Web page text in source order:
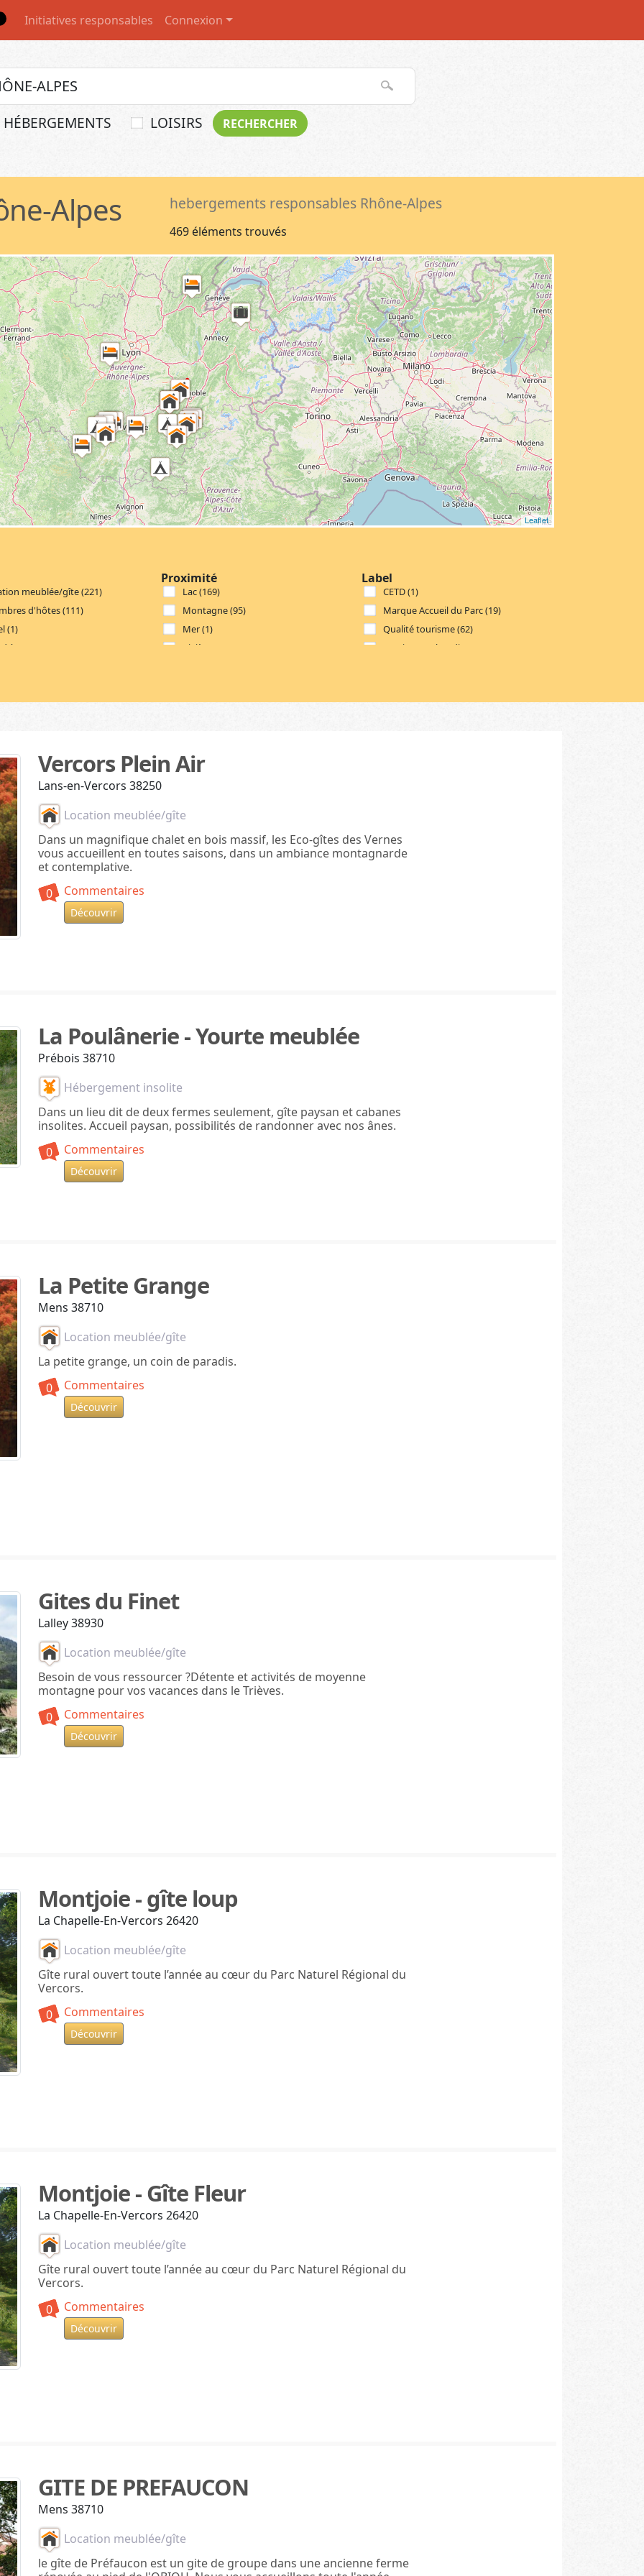
Initiatives responsables Connexion
HÉBERGEMENTS LOISIRS
Alpes hebergements responsables Rhône-Alpes
469 éléments trouvés
Leaflet
meublée/gîte (221)
d'hôtes (111)
(1)
(2)
insolite (30)
(141)
vert privatif (9)
vert à partager (37)
/ balcon (36)
privé (35)
jeux (12)
(14)
enfants/ados (1)
Proximité
Lac (169)
Montagne (95)
Mer (1)
Rivière (11)
Pension complète (8)
Restauration (138)
Label
CETD (1)
Marque Accueil du Parc (19)
Qualité tourisme (62)
Tourisme et handicap (17)
Ecogîte de France (33)
Clévacances (5)
Bienvenue à la ferme (42)
Italien (41)
Vercors Plein Air
Lans-en-Vercors 38250
Location meublée/gîte
Dans un magnifique chalet en bois massif, les Eco-gîtes des Vernes
vous accueillent en toutes saisons, dans un ambiance montagnarde
et contemplative.
0
Commentaires
Découvrir
La Poulânerie - Yourte meublée
Prébois 38710
Hébergement insolite
Dans un lieu dit de deux fermes seulement, gîte paysan et cabanes
insolites. Accueil paysan, possibilités de randonner avec nos ânes.
0
Commentaires
Découvrir
La Petite Grange
Mens 38710
Location meublée/gîte
La petite grange, un coin de paradis.
0
Commentaires
Découvrir
Gites du Finet
Lalley 38930
Location meublée/gîte
Besoin de vous ressourcer ?Détente et activités de moyenne
montagne pour vos vacances dans le Trièves.
0
Commentaires
Découvrir
Montjoie - gîte loup
La Chapelle-En-Vercors 26420
Location meublée/gîte
Gîte rural ouvert toute l’année au cœur du Parc Naturel Régional du
Vercors.
0
Commentaires
Découvrir
Montjoie - Gîte Fleur
La Chapelle-En-Vercors 26420
Location meublée/gîte
Gîte rural ouvert toute l’année au cœur du Parc Naturel Régional du
Vercors.
0
Commentaires
Découvrir
GITE DE PREFAUCON
Mens 38710
Location meublée/gîte
le gîte de Préfaucon est un gite de groupe dans une ancienne ferme